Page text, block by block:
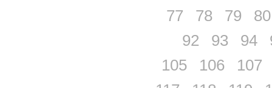
77
78 79
80
92
93 94
105
106
107